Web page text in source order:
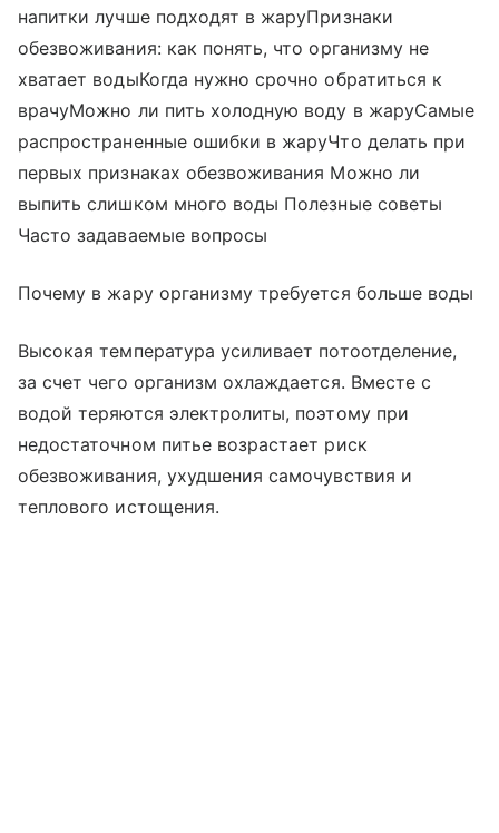
напитки лучше подходят в жаруПризнаки
обезвоживания: как понять, что организму не
хватает водыКогда нужно срочно обратиться к
врачуМожно ли пить холодную воду в жаруСамые
распространенные ошибки в жаруЧто делать при
первых признаках обезвоживания Можно ли
выпить слишком много воды Полезные советы
Часто задаваемые вопросы
Почему в жару организму требуется больше воды
Высокая температура усиливает потоотделение,
за счет чего организм охлаждается. Вместе с
водой теряются электролиты, поэтому при
недостаточном питье возрастает риск
обезвоживания, ухудшения самочувствия и
теплового истощения.